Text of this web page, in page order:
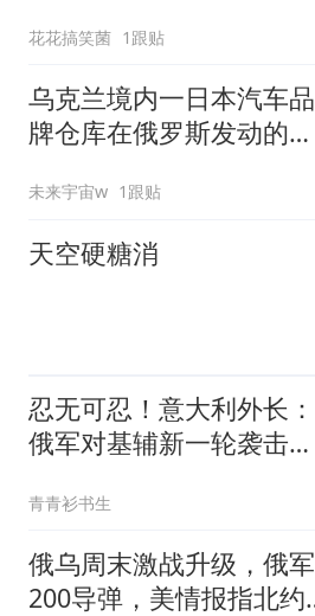
花花搞笑菌 1跟贴
乌克兰境内一日本汽车品
牌仓库在俄罗斯发动的袭
未来宇宙w 1跟贴
天空硬糖消
忍无可忍！意大利外长：
俄军对基辅新一轮袭击，
青青衫书生
俄乌周末激战升级，俄军
200导弹，美情报指北约